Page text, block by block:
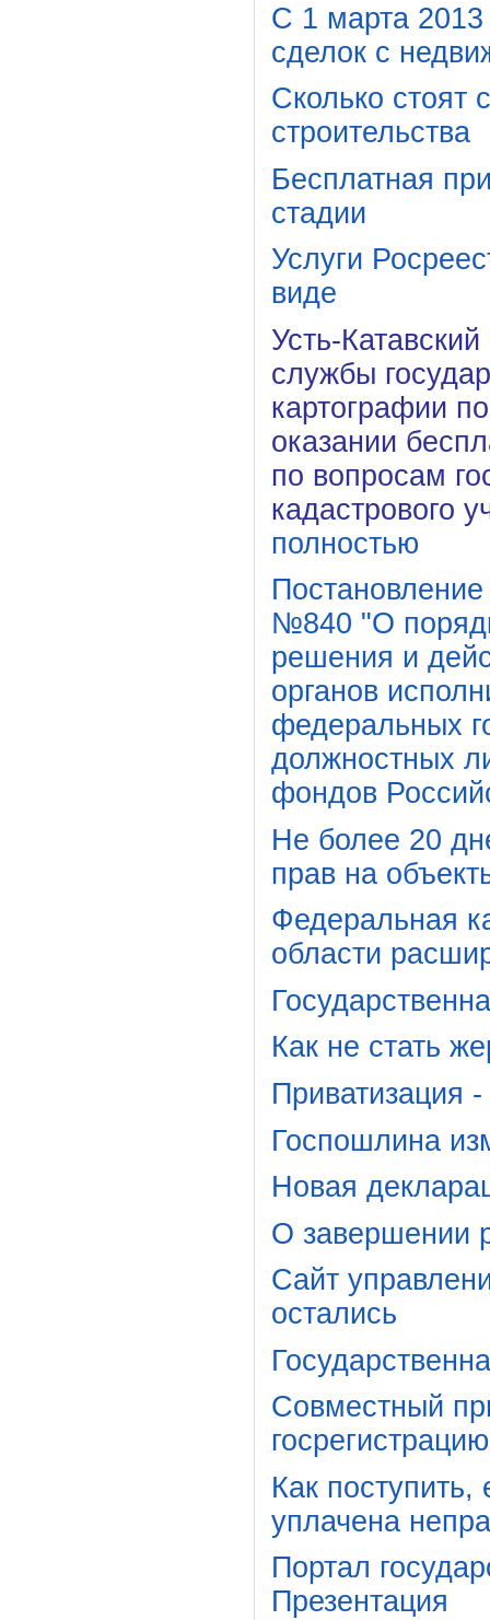
С 1 марта 2013
сделок с
Сколько стоят
строительства
Бесплатная
стадии
Услуги
виде
Усть-
службы
картографии
оказании
по вопросам
кадастрового
полностью
№840 "О
решения и
органов
федеральных
должностных
фондов
Не более 20
прав на
Федеральная
области
Как не стать
Приватизация
Госпошлина
Новая
О завершении
Сайт
остались
Совместный
госрегистрацию
Как
уплачена
Портал
Презентация